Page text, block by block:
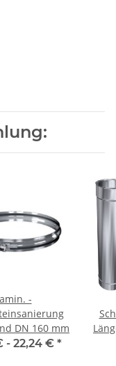
-
DN 160 mm
- 22,24 € *